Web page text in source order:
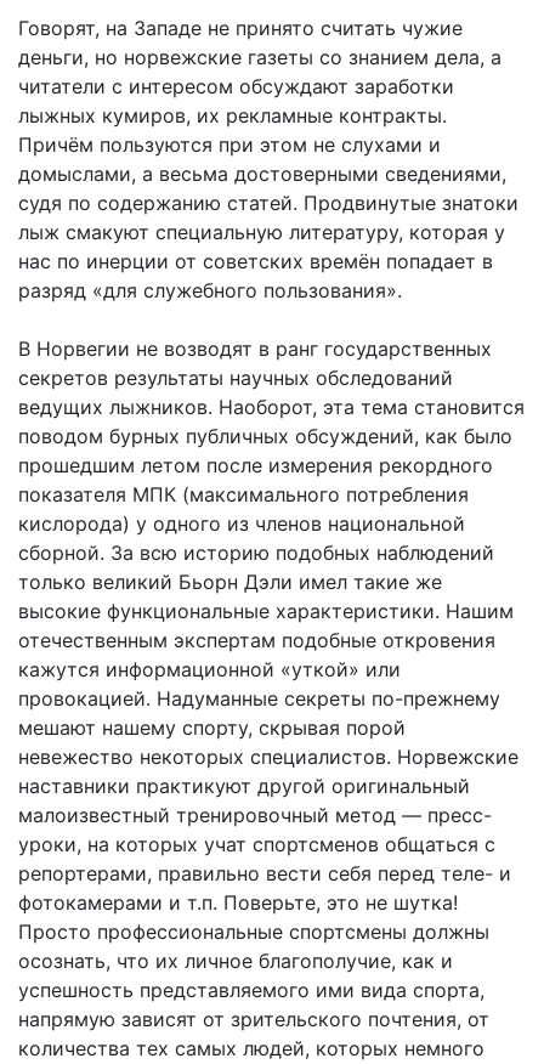
Говорят, на Западе не принято считать чужие
деньги, но норвежские газеты со знанием дела, а
читатели с интересом обсуждают заработки
лыжных кумиров, их рекламные контракты.
Причём пользуются при этом не слухами и
домыслами, а весьма достоверными сведениями,
судя по содержанию статей. Продвинутые знатоки
лыж смакуют специальную литературу, которая у
нас по инерции от советских времён попадает в
разряд «для служебного пользования».
В Норвегии не возводят в ранг государственных
секретов результаты научных обследований
ведущих лыжников. Наоборот, эта тема становится
поводом бурных публичных обсуждений, как было
прошедшим летом после измерения рекордного
показателя МПК (максимального потребления
кислорода) у одного из членов национальной
сборной. За всю историю подобных наблюдений
только великий Бьорн Дэли имел такие же
высокие функциональные характеристики. Нашим
отечественным экспертам подобные откровения
кажутся информационной «уткой» или
провокацией. Надуманные секреты по-прежнему
мешают нашему спорту, скрывая порой
невежество некоторых специалистов. Норвежские
наставники практикуют другой оригинальный
малоизвестный тренировочный метод — пресс-
уроки, на которых учат спортсменов общаться с
репортерами, правильно вести себя перед теле- и
фотокамерами и т.п. Поверьте, это не шутка!
Просто профессиональные спортсмены должны
осознать, что их личное благополучие, как и
успешность представляемого ими вида спорта,
напрямую зависят от зрительского почтения, от
количества тех самых людей, которых немного